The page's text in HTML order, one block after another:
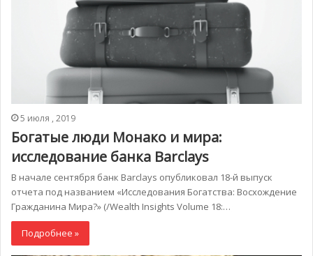
5 июля , 2019
Богатые люди Монако и мира:
исследование банка Barclays
В начале сентября банк Barclays опубликовал 18-й выпуск
отчета под названием «Исследования Богатства: Восхождение
Гражданина Мира?» (/Wealth Insights Volume 18:…
Подробнее »